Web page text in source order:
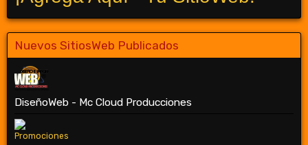
Nuevos SitiosWeb Publicados
DiseñoWeb - Mc Cloud Producciones